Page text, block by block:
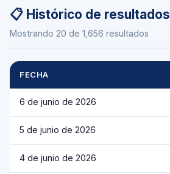
📋 Histórico de resultados
Mostrando 20 de 1,656 resultados
FECHA
6 de junio de 2026
5 de junio de 2026
4 de junio de 2026